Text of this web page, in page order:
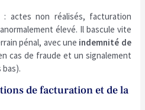
actes non réalisés, facturation
élevé. Il bascule vite
pénal, avec une indemnité de
cas de fraude et un signalement
de facturation et de la